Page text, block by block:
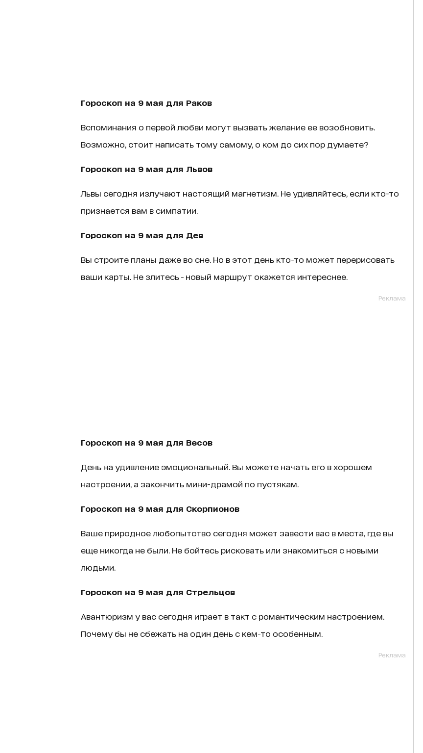
Гороскоп на 9 мая для Раков
Вспоминания о первой любви могут вызвать желание ее возобновить.
Возможно, стоит написать тому самому, о ком до сих пор думаете?
Гороскоп на 9 мая для Львов
Львы сегодня излучают настоящий магнетизм. Не удивляйтесь, если кто-то
признается вам в симпатии.
Гороскоп на 9 мая для Дев
Вы строите планы даже во сне. Но в этот день кто-то может перерисовать
ваши карты. Не злитесь - новый маршрут окажется интереснее.
Реклама
Гороскоп на 9 мая для Весов
День на удивление эмоциональный. Вы можете начать его в хорошем
настроении, а закончить мини-драмой по пустякам.
Гороскоп на 9 мая для Скорпионов
Ваше природное любопытство сегодня может завести вас в места, где вы
еще никогда не были. Не бойтесь рисковать или знакомиться с новыми
людьми.
Гороскоп на 9 мая для Стрельцов
Авантюризм у вас сегодня играет в такт с романтическим настроением.
Почему бы не сбежать на один день с кем-то особенным.
Реклама